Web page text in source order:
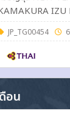
IZU
6วัน 4คืน (TG)
JP_TG00454
อน